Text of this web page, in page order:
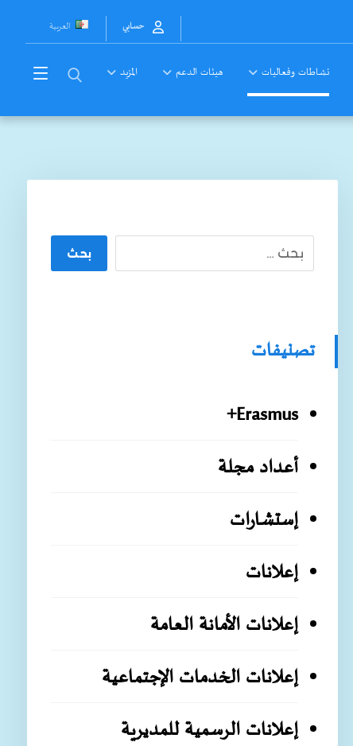
العربية حسابي
نشاطات وفعاليات هيئات الدعم المزيد
بحث
تصنيفات
Erasmus+
أعداد مجلة
إستشارات
إعلانات
إعلانات الأمانة العامة
إعلانات الخدمات الإجتماعية
إعلانات الرسمية للمديرية